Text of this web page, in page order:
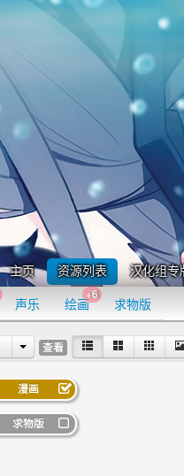
主页 资源列表 汉化组专
声乐 绘画
+6
求物版
查看
漫画
求物版